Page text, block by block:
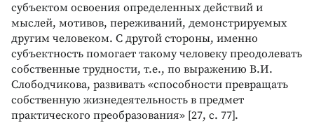
субъектом освоения определенных действий и
мыслей, мотивов, переживаний, демонстрируемых
другим человеком. С другой стороны, именно
субъектность помогает такому человеку преодолевать
собственные трудности, т.е., по выражению В.И.
Слободчикова, развивать «способности превращать
собственную жизнедеятельность в предмет
практического преобразования» [27, с. 77].